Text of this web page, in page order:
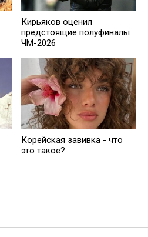
Кирьяков оценил
предстоящие полуфиналы
ЧМ-2026
Корейская завивка - что
это такое?